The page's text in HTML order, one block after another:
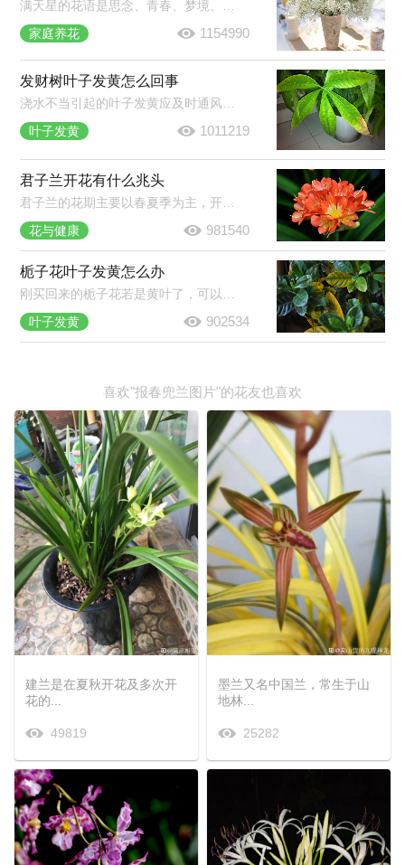
家庭养花
1154990
发财树叶子发黄怎么回事
叶子发黄
1011219
君子兰开花有什么兆头
君子兰的花期主要以春夏季为主，开花是报喜的兆头，象征着家庭和睦，家族驯良。君子兰花语是高贵宝贵，象征人高尚品格，寓意高雅公正。正如花开养人屋的说法一样，君子兰开花是个很好的兆头。
花与健康
981540
栀子花叶子发黄怎么办
刚买回来的栀子花若是黄叶了，可以放到半阴的环境中养护一段时间，若是养了挺久的栀子花黄叶了，那就将黄叶剪掉，然后合理的浇水施肥，并注意经常开窗通风。
叶子发黄
902534
喜欢"报春兜兰图片"的花友也喜欢
建兰是在夏秋开花及多次开
花的...
49819
墨兰又名中国兰，常生于山
地林...
25282